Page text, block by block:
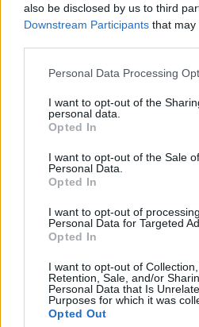
also be disclosed by us to third
Downstream Participants that may
Please note that this website/app
not limited to your visit or usage
grant or deny consent to Google
use your data for below specified
consent section.
Personal Data Processing
I want to opt-out of the
personal data.
Opted In
I want to opt-out of the Sale
Personal Data.
Opted In
I want to opt-out of
Personal Data for Targeted
Opted In
I want to opt-out of Collection,
Retention, Sale, and/or
Personal Data that Is
Purposes for which it was
Opted Out
In tempo di crisi, la comunità
momento di agire per un
POTREBBE
Maltempo,
6 anni fa
domani 21
6 anni fa